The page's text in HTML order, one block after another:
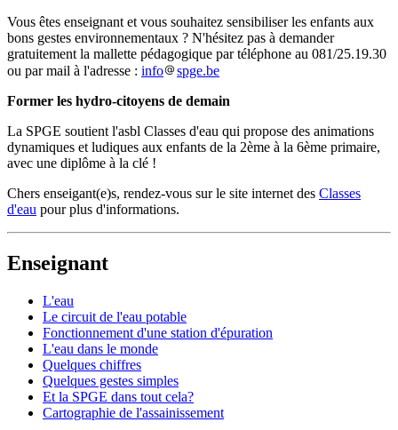
Vous êtes enseignant et vous souhaitez sensibiliser les enfants aux
bons gestes environnementaux ? N'hésitez pas à demander
gratuitement la mallette pédagogique par téléphone au 081/25.19.30
ou par mail à l'adresse : info
spge.be
Former les hydro-citoyens de demain
La SPGE soutient l'asbl Classes d'eau qui propose des animations
dynamiques et ludiques aux enfants de la 2ème à la 6ème primaire,
avec une diplôme à la clé !
Chers enseigant(e)s, rendez-vous sur le site internet des Classes
d'eau pour plus d'informations.
Enseignant
L'eau
Le circuit de l'eau potable
Fonctionnement d'une station d'épuration
L'eau dans le monde
Quelques chiffres
Quelques gestes simples
Et la SPGE dans tout cela?
Cartographie de l'assainissement